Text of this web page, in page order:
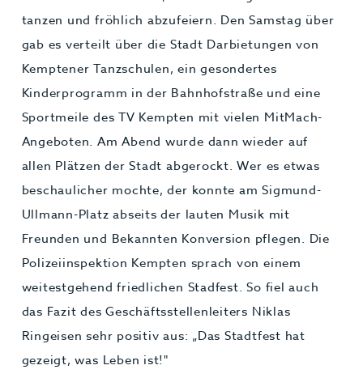
tanzen und fröhlich abzufeiern. Den Samstag über
gab es verteilt über die Stadt Darbietungen von
Kemptener Tanzschulen, ein gesondertes
Kinderprogramm in der Bahnhofstraße und eine
Sportmeile des TV Kempten mit vielen MitMach-
Angeboten. Am Abend wurde dann wieder auf
allen Plätzen der Stadt abgerockt. Wer es etwas
beschaulicher mochte, der konnte am Sigmund-
Ullmann-Platz abseits der lauten Musik mit
Freunden und Bekannten Konversion pflegen. Die
Polizeiinspektion Kempten sprach von einem
weitestgehend friedlichen Stadfest. So fiel auch
das Fazit des Geschäftsstellenleiters Niklas
Ringeisen sehr positiv aus: „Das Stadtfest hat
gezeigt, was Leben ist!"